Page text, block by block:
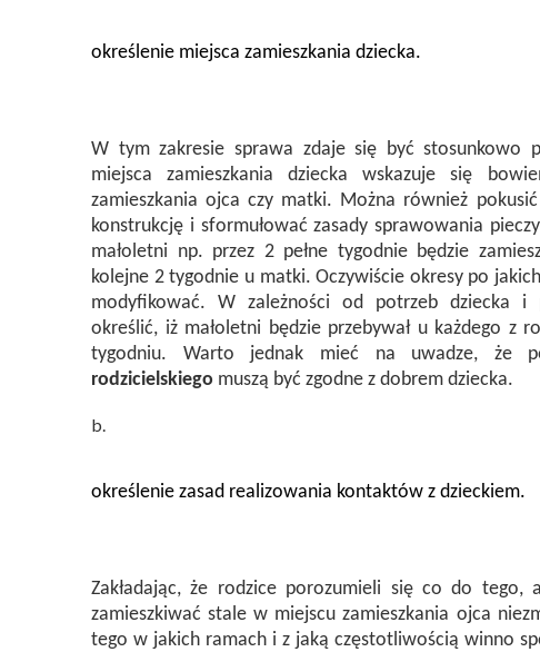
określenie miejsca zamieszkania dziecka.
W tym zakresie sprawa zdaje się być stosunkowo
miejsca zamieszkania dziecka wskazuje się
zamieszkania ojca czy matki. Można również
konstrukcję i sformułować zasady sprawowania
małoletni np. przez 2 pełne tygodnie będzie
kolejne 2 tygodnie u matki. Oczywiście okresy po
modyfikować. W zależności od potrzeb dziecka i
określić, iż małoletni będzie przebywał u każdego z
tygodniu. Warto jednak mieć na uwadze, że
rodzicielskiego muszą być zgodne z dobrem dziecka.
określenie zasad realizowania kontaktów z dzieckiem.
Zakładając, że rodzice porozumieli się co do tego,
zamieszkiwać stale w miejscu zamieszkania ojca
tego w jakich ramach i z jaką częstotliwością winno